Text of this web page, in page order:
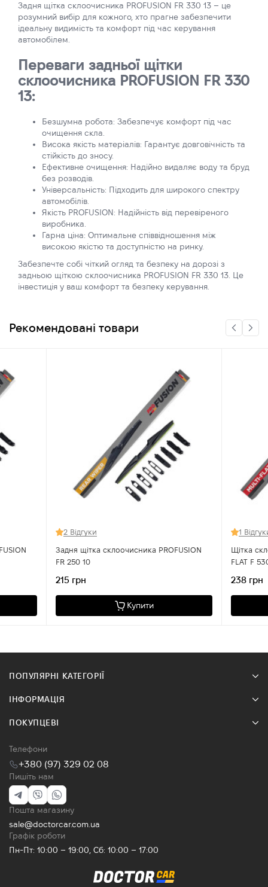
Задня щітка склоочисника PROFUSION FR 330 13 – це
розумний вибір для кожного, хто прагне забезпечити
ідеальну видимість та комфорт під час керування
автомобілем.
Переваги задньої щітки
склоочисника PROFUSION FR 330
13:
Безшумна робота: Забезпечує комфорт під час
очищення скла.
Висока якість матеріалів: Гарантує довговічність та
стійкість до зносу.
Ефективне очищення: Надійно видаляє воду та бруд
без розводів.
Універсальність: Підходить для широкого спектру
автомобілів.
Якість PROFUSION: Надійність від перевіреного
виробника.
Гарна ціна: Оптимальне співвідношення між
високою якістю та доступністю на ринку.
Забезпечте собі чіткий огляд та безпеку на дорозі з
задньою щіткою склоочисника PROFUSION FR 330 13. Це
інвестиція у ваш комфорт та безпеку керування.
Рекомендовані товари
2 Відгуки
Задня щітка склоочисника PROFUSION
FR 250 10
215 грн
Купити
1
Щітка
FLAT F
238 грн
ПОПУЛЯРНІ КАТЕГОРІЇ
ІНФОРМАЦІЯ
ПОКУПЦЕВІ
Телефони
+380 (97) 329 02 08
Пишіть нам
Пошта магазину
sale@doctorcar.com.ua
Графік роботи
Пн-Пт: 10:00 – 19:00, Сб: 10:00 – 17:00